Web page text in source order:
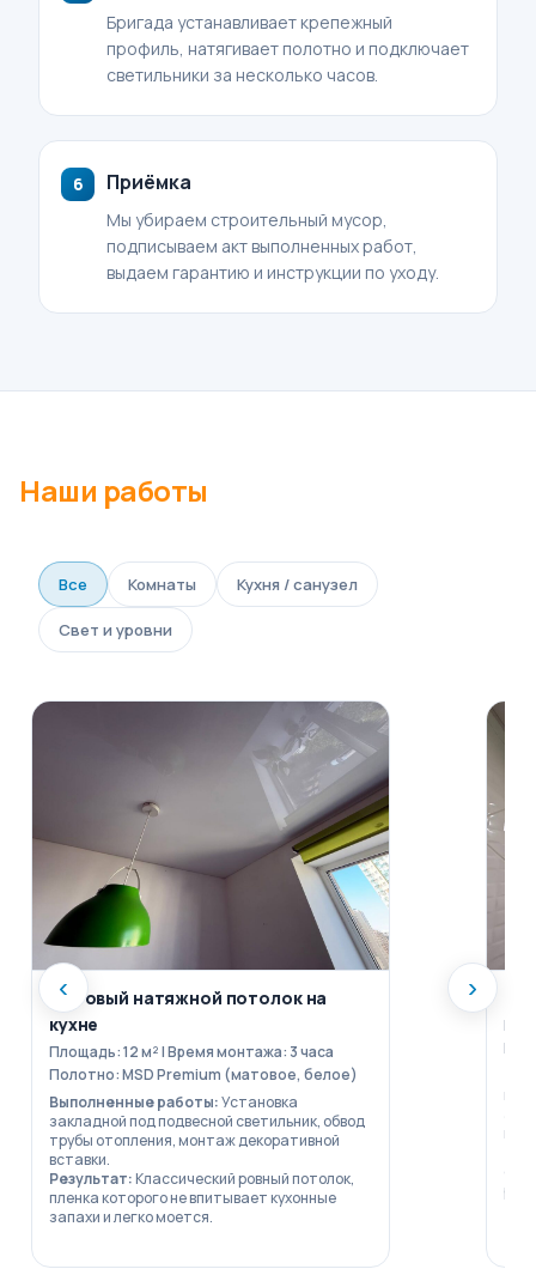
Бригада устанавливает крепежный
профиль, натягивает полотно и подключает
светильники за несколько часов.
Приёмка
Мы убираем строительный мусор,
подписываем акт выполненных работ,
выдаем гарантию и инструкции по уходу.
Наши работы
Все Комнаты Кухня / санузел
Свет и уровни
‹
Матовый натяжной потолок на
кухне
Площадь: 12 м² | Время монтажа: 3 часа
Полотно: MSD Premium (матовое, белое)
Выполненные работы:Установка
закладной под подвесной светильник, обвод
трубы отопления, монтаж декоративной
вставки.
Результат:Классический ровный потолок,
пленка которого не впитывает кухонные
запахи и легко моется.
›